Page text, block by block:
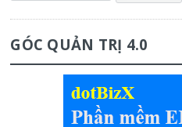
GÓC QUẢN TRỊ 4.0